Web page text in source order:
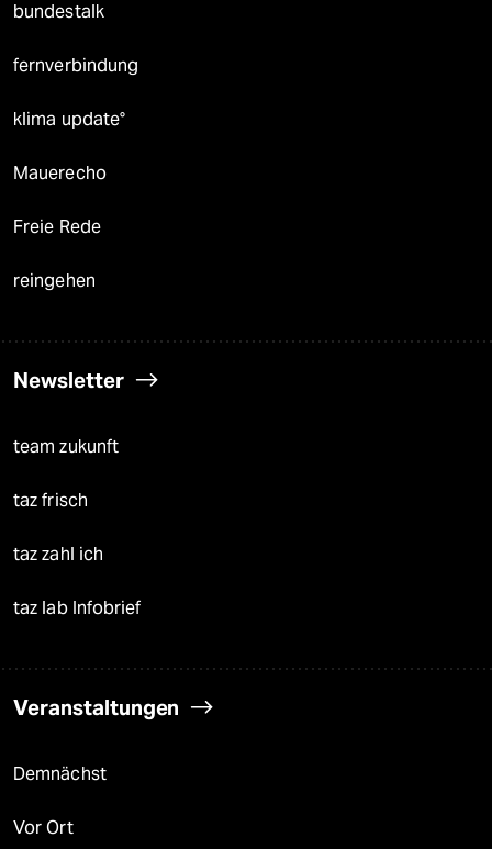
bundestalk
fernverbindung
klima update°
Mauerecho
Freie Rede
reingehen
Newsletter
team zukunft
taz frisch
taz zahl ich
taz lab Infobrief
Veranstaltungen
Demnächst
Vor Ort